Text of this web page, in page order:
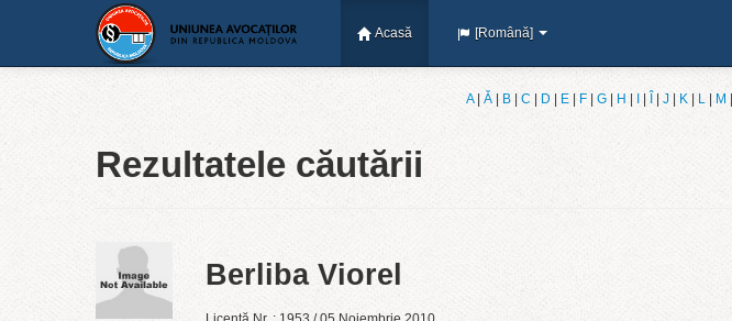
Acasă [Română]
A| Ǎ| B| C D E| F| G| H J| K| L| M
Rezultatele căutării
Berliba Viorel